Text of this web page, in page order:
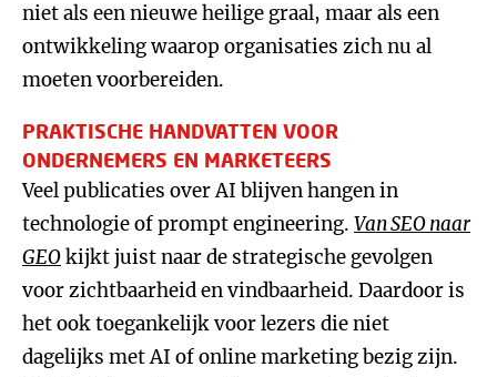
niet als een nieuwe heilige graal, maar als een
ontwikkeling waarop organisaties zich nu al
moeten voorbereiden.
PRAKTISCHE HANDVATTEN VOOR
ONDERNEMERS EN MARKETEERS
Veel publicaties over AI blijven hangen in
technologie of prompt engineering. Van SEO naar
GEOkijkt juist naar de strategische gevolgen
voor zichtbaarheid en vindbaarheid. Daardoor is
het ook toegankelijk voor lezers die niet
dagelijks met AI of online marketing bezig zijn.